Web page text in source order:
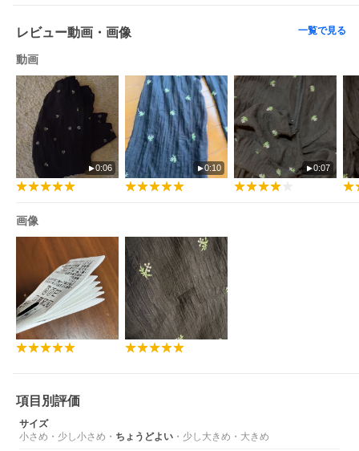
※こちらの商品はオンラインストア及び一部店舗での限定展開と
なります。
【FREAK'S STORE / フリークスストア】
「アメリカの豊かさとワクワク・ドキドキを日本に伝えたい」と
いう想いからスタート。
1986年の創業以来、洋服を中心に、カルチャーやアートなど自分
たちが本当に良いと思うものをセレクト。積極的に楽しむ生活体
験者＝フリークとして、豊かなライフスタイルの楽しみ方をリア
ルに提案するセレクトショップ。
フリ-:ウエスト62〜106 ヒップ106 股上31 股下70 もも周り63 す
※ZOZOTOWN独自の方法により採寸しております。
サイズガイド
※他のキャンペーンにより、期間中に価格が変動する場合があり
ます。
※セールは予告なく終了させていただく場合もあります。
レビュー動画・画像 一覧で見る
動画
0:06 0:10 0:07
画像
項目別評価
サイズ
小さめ ・ 少し小さめ ・ ちょうどよい ・ 少し大きめ ・ 大きめ